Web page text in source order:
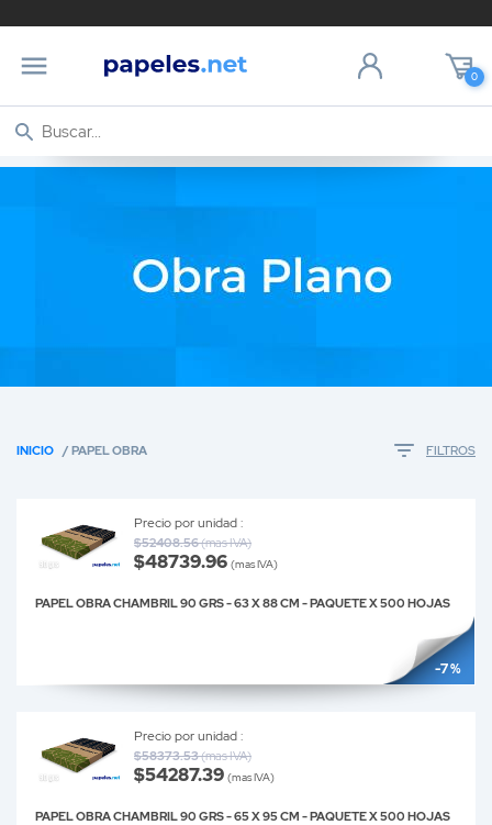
0
INICIO / PAPEL OBRA FILTROS
-7 %
Precio por unidad :
$52408.56(mas IVA)
$48739.96 (mas IVA)
PAPEL OBRA CHAMBRIL 90 GRS - 63 X 88 CM - PAQUETE X 500 HOJAS
Precio por unidad :
$58373.53(mas IVA)
$54287.39 (mas IVA)
PAPEL OBRA CHAMBRIL 90 GRS - 65 X 95 CM - PAQUETE X 500 HOJAS